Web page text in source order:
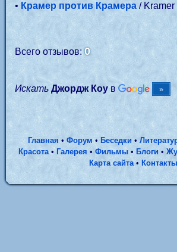
• Крамер против Крамера / Kramer
Всего отзывов:0
Искать Джордж Коув
Главная • Форум• Беседки•
Красота• Галерея • Фильмы • Блоги •
Карта сайта• Контакты